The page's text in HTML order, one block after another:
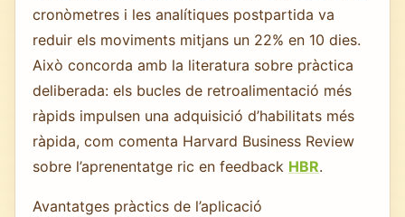
cronòmetres i les analítiques postpartida va
reduir els moviments mitjans un 22% en 10 dies.
Això concorda amb la literatura sobre pràctica
deliberada: els bucles de retroalimentació més
ràpids impulsen una adquisició d’habilitats més
ràpida, com comenta Harvard Business Review
sobre l’aprenentatge ric en feedback HBR.
Avantatges pràctics de l’aplicació